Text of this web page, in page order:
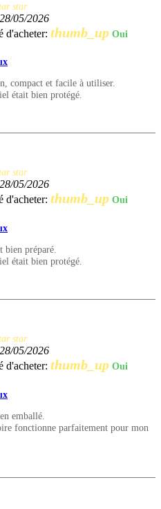
star
28/05/2026
d'acheter: thumb_up Oui
compact et facile à utiliser.
était bien protégé.
star
28/05/2026
d'acheter: thumb_up Oui
bien préparé.
était bien protégé.
star
28/05/2026
d'acheter: thumb_up Oui
emballé.
fonctionne parfaitement pour mon